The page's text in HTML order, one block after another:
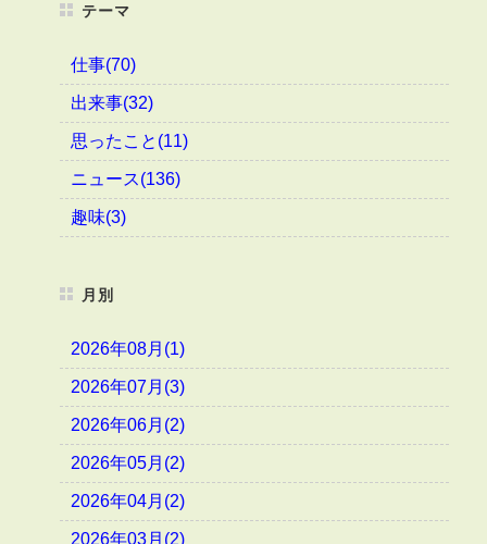
テーマ
仕事(70)
出来事(32)
思ったこと(11)
ニュース(136)
趣味(3)
月別
2026年08月(1)
2026年07月(3)
2026年06月(2)
2026年05月(2)
2026年04月(2)
2026年03月(2)